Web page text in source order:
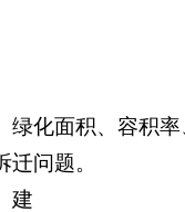
化面积、容积率
问题。
建